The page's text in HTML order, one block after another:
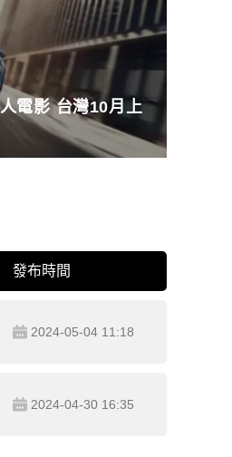
電影 台灣10月上
發布時間
2024-05-04 11:18
2024-04-30 16:35